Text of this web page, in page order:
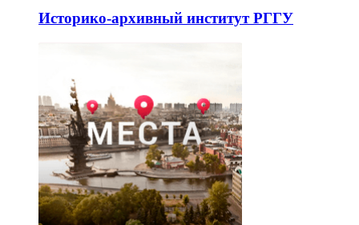
Историко-архивный институт РГГУ